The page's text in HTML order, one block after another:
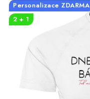
VLASTNÍ MOTIV
OKAMŽITĚ K ODBĚRU
Personalizace ZDARMA
2 + 1